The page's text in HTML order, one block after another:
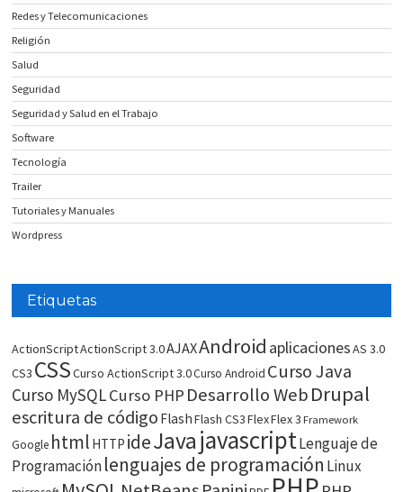
Redes y Telecomunicaciones
Religión
Salud
Seguridad
Seguridad y Salud en el Trabajo
Software
Tecnología
Trailer
Tutoriales y Manuales
Wordpress
Etiquetas
ActionScriptActionScript 3.0AJAXAndroid aplicacionesAS 3.0
CS3 CSSCurso ActionScript 3.0Curso Android Curso Java
Curso MySQLCurso PHP Desarrollo WebDrupal
escritura de código FlashFlash CS3FlexFlex 3 Framework
Google html HTTP ideJavajavascriptLenguaje de
Programaciónlenguajes de programación Linux